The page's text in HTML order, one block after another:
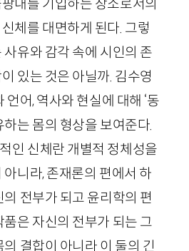
내를 기입하는 장소로서의
체를 대면하게 된다. 그렇
유와 감각 속에 시인의 존
있는 것은 아닐까. 김수영
언어, 역사와 현실에 대해 ‘동
하는 몸의 형상을 보여준다.
인 신체란 개별적 정체성을
니라, 존재론의 편에서 하
전부가 되고 윤리학의 편
은 자신의 전부가 되는 그
결합이 아니라 이 둘의 긴